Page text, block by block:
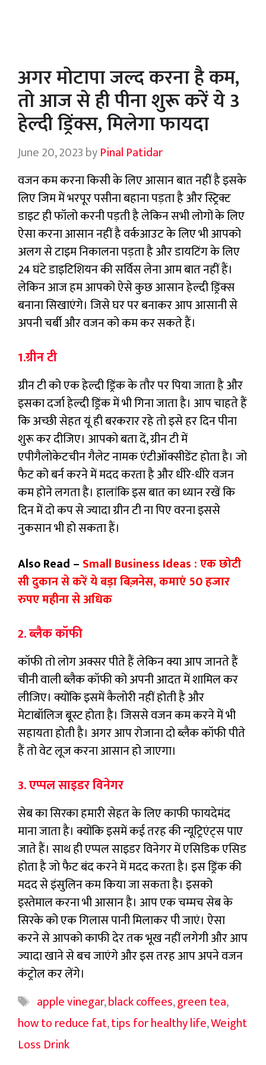
अगर मोटापा जल्द करना है कम,
तो आज से ही पीना शुरू करें ये 3
हेल्दी ड्रिंक्स, मिलेगा फायदा
June 20, 2023byPinal Patidar
वजन कम करना किसी के लिए आसान बात नहीं है इसके
लिए जिम में भरपूर पसीना बहाना पड़ता है और स्ट्रिक्ट
डाइट ही फॉलो करनी पड़ती है लेकिन सभी लोगों के लिए
ऐसा करना आसान नहीं है वर्कआउट के लिए भी आपको
अलग से टाइम निकालना पड़ता है और डायटिंग के लिए
24 घंटे डाइटिशियन की सर्विस लेना आम बात नहीं हैं।
लेकिन आज हम आपको ऐसे कुछ आसान हेल्दी ड्रिंक्स
बनाना सिखाएंगे। जिसे घर पर बनाकर आप आसानी से
अपनी चर्बी और वजन को कम कर सकते हैं।
1.ग्रीन टी
ग्रीन टी को एक हेल्दी ड्रिंक के तौर पर पिया जाता है और
इसका दर्जा हेल्दी ड्रिंक में भी गिना जाता है। आप चाहते हैं
कि अच्छी सेहत यूं ही बरकरार रहे तो इसे हर दिन पीना
शुरू कर दीजिए। आपको बता दें, ग्रीन टी में
एपीगैलोकेटचीन गैलेट नामक एंटीऑक्सीडेंट होता है। जो
फैट को बर्न करने में मदद करता है और धीरे-धीरे वजन
कम होने लगता है। हालांकि इस बात का ध्यान रखें कि
दिन में दो कप से ज्यादा ग्रीन टी ना पिए वरना इससे
नुकसान भी हो सकता हैं।
Also Read – Small Business Ideas : एक छोटी
सी दुकान से करें ये बड़ा बिज़नेस, कमाएं 50 हजार
रुपए महीना से अधिक
2. ब्लैक कॉफी
कॉफी तो लोग अक्सर पीते हैं लेकिन क्या आप जानते हैं
चीनी वाली ब्लैक कॉफी को अपनी आदत में शामिल कर
लीजिए। क्योंकि इसमें कैलोरी नहीं होती है और
मेटाबॉलिज बूस्ट होता है। जिससे वजन कम करने में भी
सहायता होती है। अगर आप रोजाना दो ब्लैक कॉफी पीते
हैं तो वेट लूज करना आसान हो जाएगा।
3. एप्पल साइडर विनेगर
सेब का सिरका हमारी सेहत के लिए काफी फायदेमंद
माना जाता है। क्योंकि इसमें कई तरह की न्यूट्रिएंट्स पाए
जाते हैं। साथ ही एप्पल साइडर विनेगर में एसिडिक एसिड
होता है जो फैट बंद करने में मदद करता है। इस ड्रिंक की
मदद से इंसुलिन कम किया जा सकता है। इसको
इस्तेमाल करना भी आसान है। आप एक चम्मच सेब के
सिरके को एक गिलास पानी मिलाकर पी जाएं। ऐसा
करने से आपको काफी देर तक भूख नहीं लगेगी और आप
ज्यादा खाने से बच जाएंगे और इस तरह आप अपने वजन
कंट्रोल कर लेंगे।
Tags
apple vinegar,black coffees,green tea,
how to reduce fat,tips for healthy life,Weight
Loss Drink